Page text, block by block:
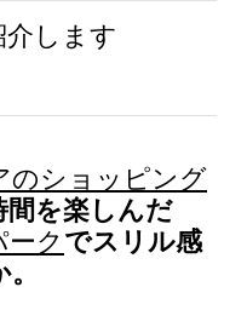
します
のショッピング
を楽しんだ
ークでスリル感